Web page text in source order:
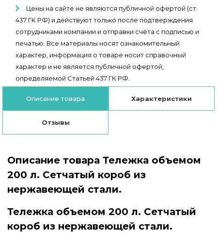
Цены на сайте не являются публичной офертой (ст.
437 ГК РФ) и действуют только после подтверждения
сотрудниками компании и отправки счёта с подписью и
печатью. Все материалы носят ознакомительный
характер, информация о товаре носит справочный
характер и не является публичной офертой,
определяемой Статьей 437 ГК РФ.
Описание товара Характеристики
Отзывы
Описание товара Тележка объемом
200 л. Сетчатый короб из
нержавеющей стали.
Тележка объемом 200 л. Сетчатый
короб из нержавеющей стали.